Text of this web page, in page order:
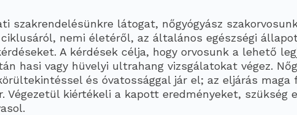
szakrendelésünkre látogat, nőgyógyász
nemi életéről, az általános egészségi
A kérdések célja, hogy orvosunk a lehető
hasi vagy hüvelyi ultrahang vizsgálatokat végez.
és óvatossággal jár el; az eljárás maga
Végezetül kiértékeli a kapott eredményeket, szükség